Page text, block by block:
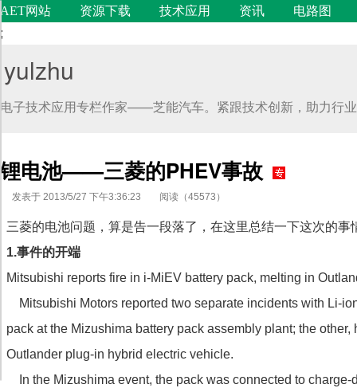
AET网站 资源下载 技术应用 资讯
电路图
;
yulzhu
电子技术应用专栏作家——芝能汽车。紧跟技术创新，助力行
锂电池——三菱的PHEV事故
发表于 2013/5/27 下午3:36:23 阅读（45573）
三菱的电池问题，算是告一段落了，在这里总结一下这次的事
1.事件的开端
Mitsubishi reports fire in i-MiEV battery pack, melting in
Mitsubishi Motors reported two separate incidents with Li-
pack at the Mizushima battery pack assembly plant; the
Outlander plug-in hybrid electric vehicle.
In the Mizushima event, the pack was connected to